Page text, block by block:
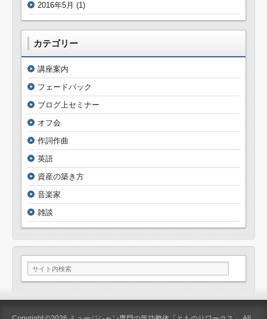
2016年5月 (1)
カテゴリー
講座案内
フェードバック
ブログ上セミナー
オフ会
作詞作曲
英語
資産の築き方
音楽家
雑談